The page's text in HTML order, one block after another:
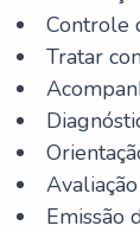
Controle
Tratar
Emissão